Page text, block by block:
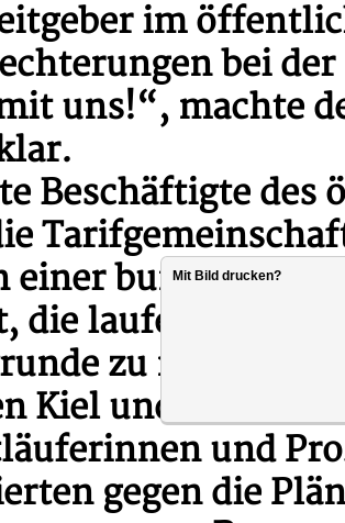
im
bei
uns!“, machte
Beschäftigte des
einer
die laufende
zu machen.
Kiel und
und
gegen die
Mit Bild drucken?